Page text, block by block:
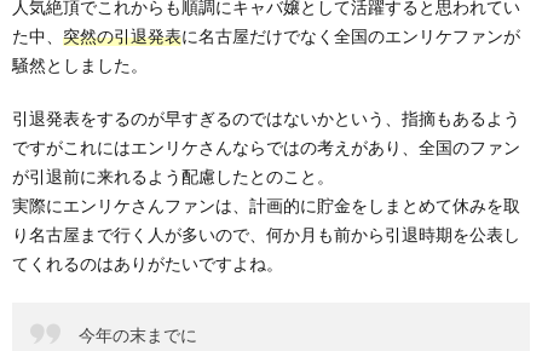
人気絶頂でこれからも順調にキャバ嬢として活躍すると思われてい
た中、 突然の引退発表に名古屋だけでなく全国のエンリケファンが
騒然としました。
引退発表をするのが早すぎるのではないかという、指摘もあるよう
ですがこれにはエンリケさんならではの考えがあり、全国のファン
が引退前に来れるよう配慮したとのこと。
実際にエンリケさんファンは、計画的に貯金をしまとめて休みを取
り名古屋まで行く人が多いので、何か月も前から引退時期を公表し
てくれるのはありがたいですよね。
今年の末までに